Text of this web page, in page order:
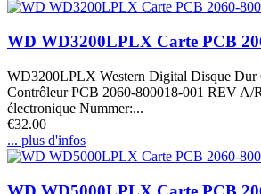
WD WD3200LPLX Carte PCB
WD3200LPLX Western Digital Disque Dur
Contrôleur PCB 2060-800018-001 REV A/
électronique Nummer:...
€32.00
... plus d'infos